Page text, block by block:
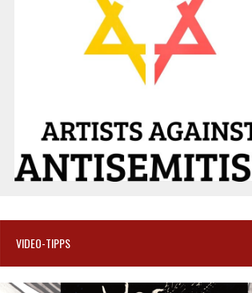
VIDEO-TIPPS